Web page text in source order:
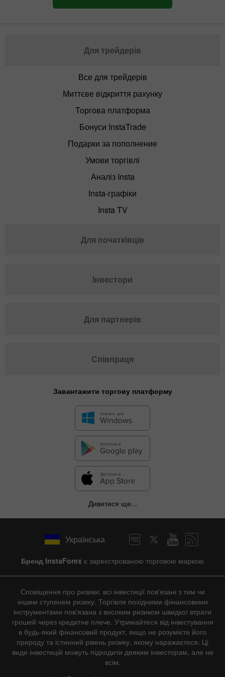
Для трейдерів
Все для трейдерів
Миттєве відкриття рахунку
Торгова платформа
Бонуси InstaTrade
Подарки за пополнение
Умови торгівлі
Аналіз Insta
Insta-графіки
Insta TV
Для початківців
Інвестори
Для партнерів
Співпраця
Завантажити торгову платформу
Дивитися ще...
Українська
Бренд InstaForex є зареєстрованою торговою маркою
Сповіщення про ризики: всі інвестиції пов'язані з тим чи
іншим ступенем ризику. Торгівля похідними фінансовими
інструментами пов'язана з високим ризиком швидкої втрати
грошей через кредитне плече. Утримайтеся від інвестування
в будь-який фінансовий продукт, якщо не розумієте його
природу та істинний рівень ризику, якому наражаєтеся. Ці
види інвестицій можуть підходити деяким інвесторам, але не
всім.